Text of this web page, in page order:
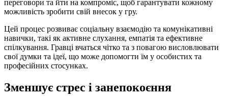
переговори та йти на компроміс, щоб гарантувати кожному
можливість зробити свій внесок у гру.
Цей процес розвиває соціальну взаємодію та комунікативні
навички, такі як активне слухання, емпатія та ефективне
спілкування. Гравці вчаться чітко та з повагою висловлювати
свої думки та ідеї, що може допомогти їм у особистих та
професійних стосунках.
Зменшує стрес і занепокоєння